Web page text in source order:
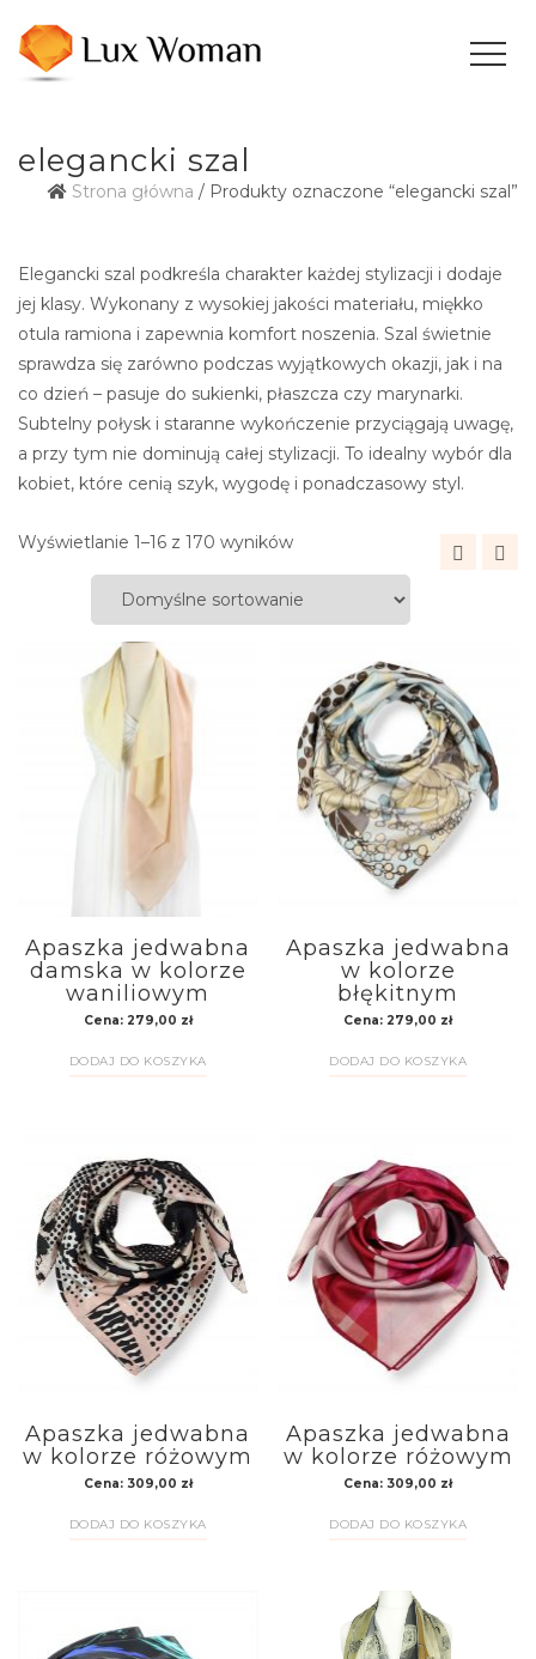
elegancki szal
Strona główna / Produkty oznaczone “elegancki szal”
Elegancki szal podkreśla charakter każdej stylizacji i dodaje
jej klasy. Wykonany z wysokiej jakości materiału, miękko
otula ramiona i zapewnia komfort noszenia. Szal świetnie
sprawdza się zarówno podczas wyjątkowych okazji, jak i na
co dzień – pasuje do sukienki, płaszcza czy marynarki.
Subtelny połysk i staranne wykończenie przyciągają uwagę,
a przy tym nie dominują całej stylizacji. To idealny wybór dla
kobiet, które cenią szyk, wygodę i ponadczasowy styl.
Wyświetlanie 1–16 z 170 wyników
Apaszka jedwabna
damska w kolorze
waniliowym
Cena: 279,00 zł
DODAJ DO KOSZYKA
Apaszka jedwabna
w kolorze
błękitnym
Cena: 279,00 zł
DODAJ DO KOSZYKA
Apaszka jedwabna
w kolorze różowym
Cena: 309,00 zł
DODAJ DO KOSZYKA
Apaszka jedwabna
w kolorze różowym
Cena: 309,00 zł
DODAJ DO KOSZYKA